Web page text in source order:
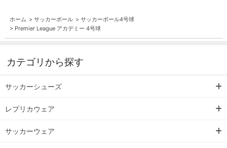
ホーム > サッカーボール > サッカーボール4号球
> Premier League アカデミー 4号球
カテゴリから探す
サッカーシューズ
レプリカウェア
サッカーウェア